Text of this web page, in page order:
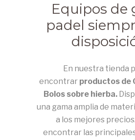
Equipos de
padel
En nuestra tienda
encontrar productos de
Bolos sobre hierba.
una gama amplia de
a los mejores
encontrar las